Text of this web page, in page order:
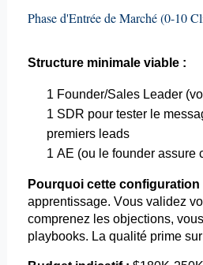
Phase d'Entrée de Marché (0-10
Structure minimale viable :
1 Founder/Sales Leader
1 SDR pour tester le
premiers leads
1 AE (ou le founderassure
Pourquoi cette configuration
apprentissage. Vous validez
comprenez les objections,
playbooks. La qualité prime